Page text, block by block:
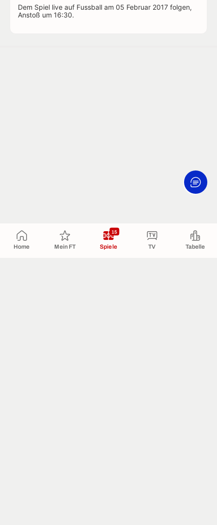
Home Mein FT Spiele
15
TV Tabelle
Dem Spiel live auf Fussball am 05 Februar 2017 folgen,
Anstoß um 16:30.